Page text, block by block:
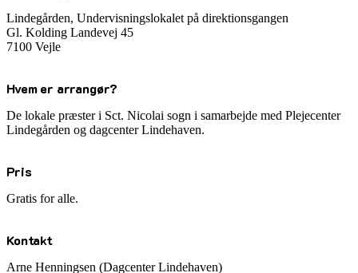
Lindegården, Undervisningslokalet på direktionsgangen
Gl. Kolding Landevej 45
7100 Vejle
Hvem er arrangør?
De lokale præster i Sct. Nicolai sogn i samarbejde med Plejecenter
Lindegården og dagcenter Lindehaven.
Pris
Gratis for alle.
Kontakt
Arne Henningsen (Dagcenter Lindehaven)